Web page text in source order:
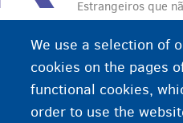
Estrangeiros que
repatriação, o
para um centro de
residencial.
We use a selection of
cookies on the pages
functional cookies,
order to use the